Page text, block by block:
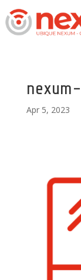
Apr 5, 2023